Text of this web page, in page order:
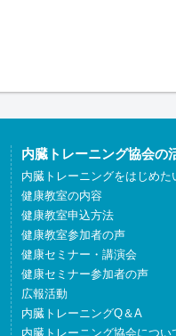
内臓トレーニング協会の
内臓トレーニングをはじめた
健康教室の内容
健康教室申込方法
健康教室参加者の声
健康セミナー・講演会
健康セミナー参加者の声
広報活動
内臓トレーニングQ＆A
内臓トレーニング協会につい